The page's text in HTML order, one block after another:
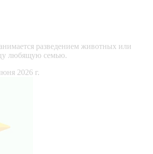
разведением животных или
любящую семью.
2026 г.